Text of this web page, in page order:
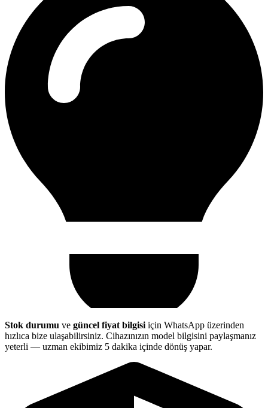
Stok durumu ve güncel fiyat bilgisi için WhatsApp üzerinden
hızlıca bize ulaşabilirsiniz. Cihazınızın model bilgisini paylaşmanız
yeterli — uzman ekibimiz 5 dakika içinde dönüş yapar.